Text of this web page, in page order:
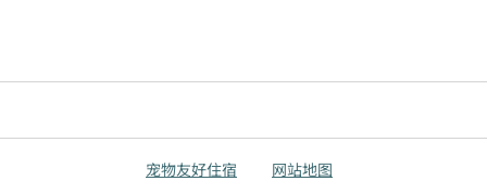
宠物友好住宿
网站地图